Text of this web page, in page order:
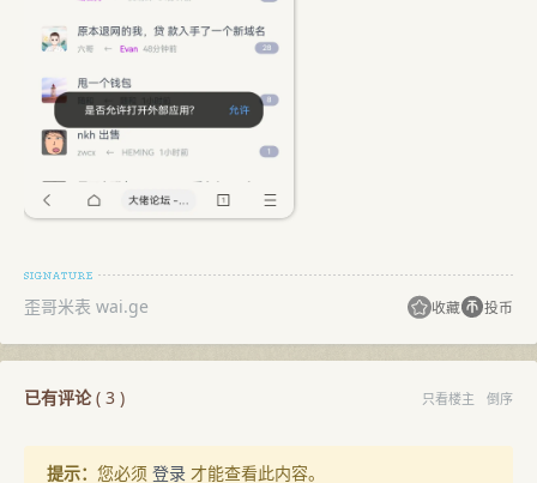
歪哥米表 wai.ge 收藏 投币
已有评论( 3 ) 只看楼主 倒序
提示： 您必须 登录 才能查看此内容。